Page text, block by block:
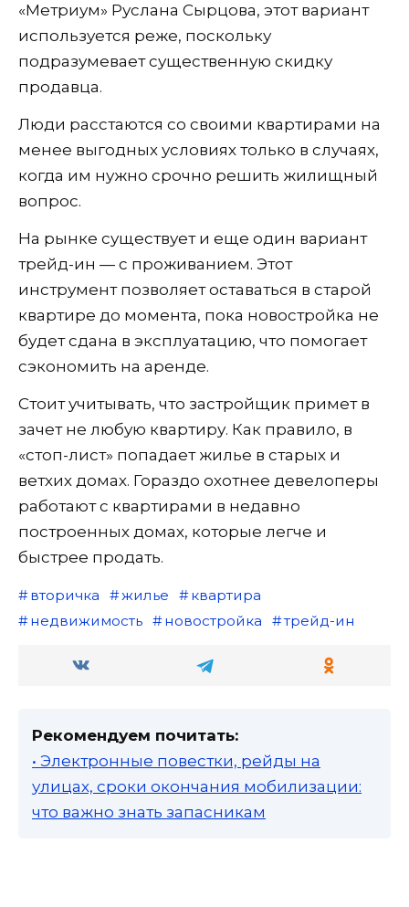
«Метриум» Руслана Сырцова, этот вариант
используется реже, поскольку
подразумевает существенную скидку
продавца.
Люди расстаются со своими квартирами на
менее выгодных условиях только в случаях,
когда им нужно срочно решить жилищный
вопрос.
На рынке существует и еще один вариант
трейд-ин — с проживанием. Этот
инструмент позволяет оставаться в старой
квартире до момента, пока новостройка не
будет сдана в эксплуатацию, что помогает
сэкономить на аренде.
Стоит учитывать, что застройщик примет в
зачет не любую квартиру. Как правило, в
«стоп-лист» попадает жилье в старых и
ветхих домах. Гораздо охотнее девелоперы
работают с квартирами в недавно
построенных домах, которые легче и
быстрее продать.
вторичка жилье
квартира
недвижимость
новостройка трейд-ин
Рекомендуем почитать:
• Электронные повестки, рейды на
улицах, сроки окончания мобилизации:
что важно знать запасникам